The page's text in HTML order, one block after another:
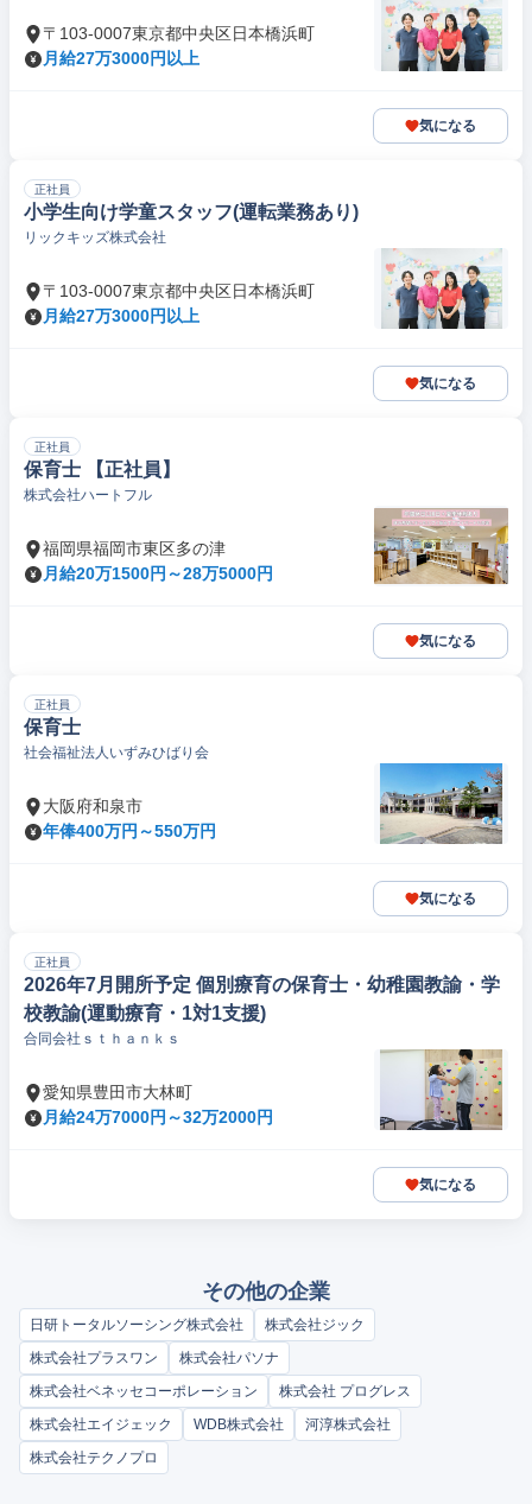
〒103-0007東京都中央区日本橋浜町
月給27万3000円以上
気になる
正社員
小学生向け学童スタッフ(運転業務あり)
リックキッズ株式会社
〒103-0007東京都中央区日本橋浜町
月給27万3000円以上
気になる
正社員
保育士 【正社員】
株式会社ハートフル
福岡県福岡市東区多の津
月給20万1500円～28万5000円
気になる
正社員
保育士
社会福祉法人いずみひばり会
大阪府和泉市
年俸400万円～550万円
気になる
正社員
2026年7月開所予定 個別療育の保育士・幼稚園教諭・学
校教諭(運動療育・1対1支援)
合同会社ｓｔｈａｎｋｓ
愛知県豊田市大林町
月給24万7000円～32万2000円
気になる
その他の企業
日研トータルソーシング株式会社
株式会社ジック
株式会社プラスワン
株式会社パソナ
株式会社ベネッセコーポレーション
株式会社 プログレス
株式会社エイジェック
WDB株式会社
河淳株式会社
株式会社テクノプロ